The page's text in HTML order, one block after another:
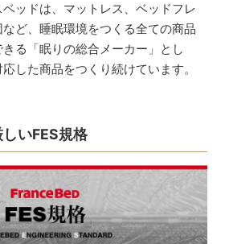
ッドは、マットレス、ベッドフレ
ど、睡眠環境をつくる全ての商品
る「眠りの総合メーカー」とし
した商品をつくり続けています。
いFES規格